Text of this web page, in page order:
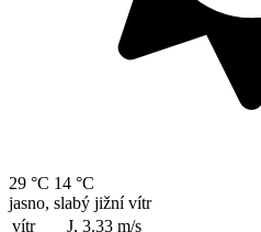
29 °C 14 °C
jasno, slabý jižní vítr
vítr
J, 3.33 m/s